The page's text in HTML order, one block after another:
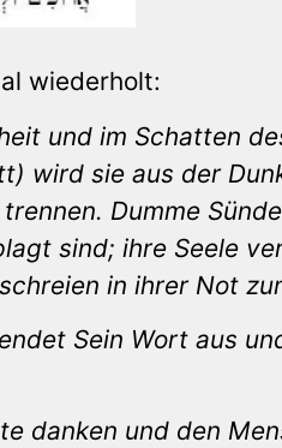
wiederholt:
und im Schatten
wird sie aus der
Dumme
sind; ihre Seele
in ihrer Not
Sein Wort aus
danken und den